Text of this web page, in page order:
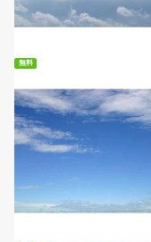
無料ダウンロード
無料
無料ダウンロード